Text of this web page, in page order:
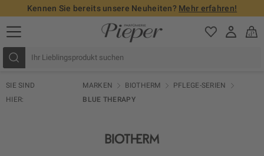
Kennen Sie bereits unsere Neuheiten? Mehr erfahren!
SIE SIND
HIER:
MARKEN BIOTHERM
PFLEGE-SERIEN
BLUE THERAPY